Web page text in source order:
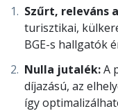
Szűrt, releváns
turisztikai,
BGE-s hallgatók
Nulla jutalék:A
díjazású, az
így